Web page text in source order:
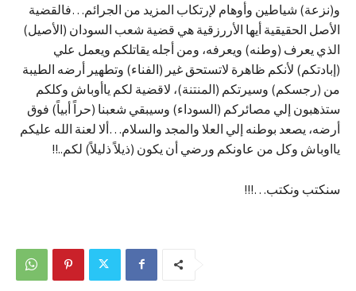
و(نزعة) شياطين وأوهام لإرتكاب المزيد من الجرائم…فالقضية
الأصل الحقيقية أيها الأررزقية هي قضية شعب السودان (الأصيل)
الذي يعرف (وطنه) ويعرفه، ومن أجله يقاتلكم ويعمل علي
(إبادتكم) لأنكم ظاهرة لاتستحق غير (الفناء) وتطهير أرضه الطيبة
من (رجسكم) وسيرتكم (المنتنة)، لاقضية لكم ياأوباش وكلكم
ستذهبون إلي مصائركم (السوداء) وسيبقي شعبنا (حراً أبياً) فوق
أرضه، يصعد بوطنه إلي العلا والمجد والسلام…ألا لعنة الله عليكم
يااوباش وكل من عاونكم ورضي أن يكون (ذيلاً ذليلاً) لكم..!!
سنكتب ونكتب…!!!